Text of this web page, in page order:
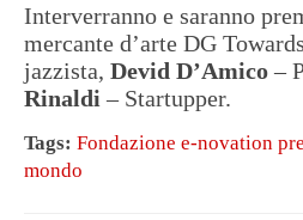
Interverranno e saranno
mercante d’arte DG
jazzista, Devid D’Amico–
Rinaldi – Startupper.
Tags: Fondazione e-novation
mondo